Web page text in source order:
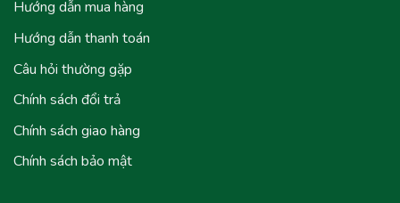
Hướng dẫn mua hàng
Hướng dẫn thanh toán
Câu hỏi thường gặp
Chính sách đổi trả
Chính sách giao hàng
Chính sách bảo mật